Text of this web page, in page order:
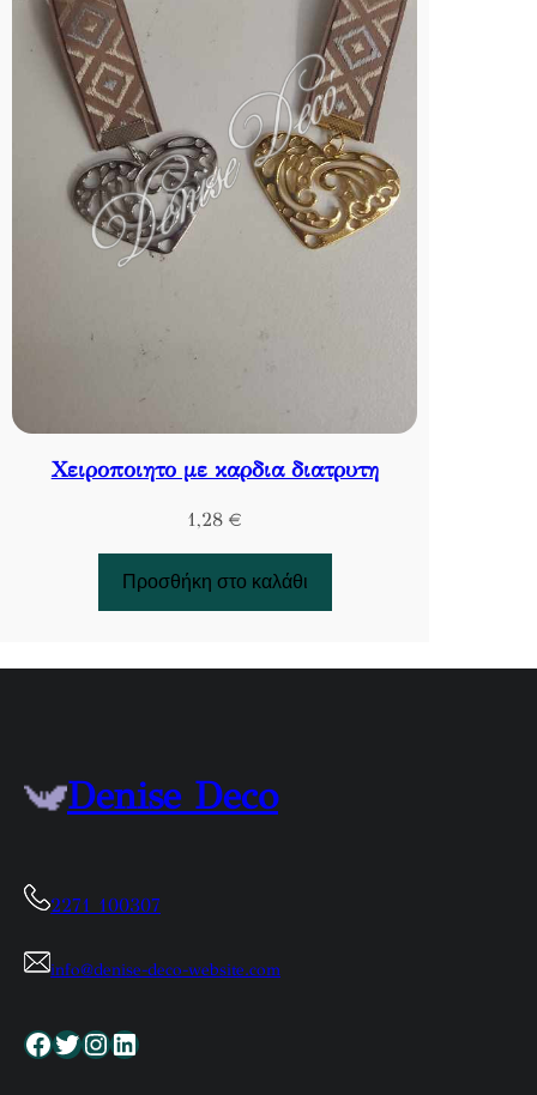
Χειροποιητο με καρδια διατρυτη
1,28 €
Προσθήκη στο καλάθι
Denise Deco
2271 100307
info@denise-deco-website.com
Facebook Twitter InstagramLinkedin